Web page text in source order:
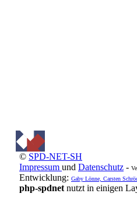
© SPD-NET-SH
Impressum und Datenschutz -
Entwicklung: Gaby Lönne, Carsten
php-spdnet nutzt in einigen